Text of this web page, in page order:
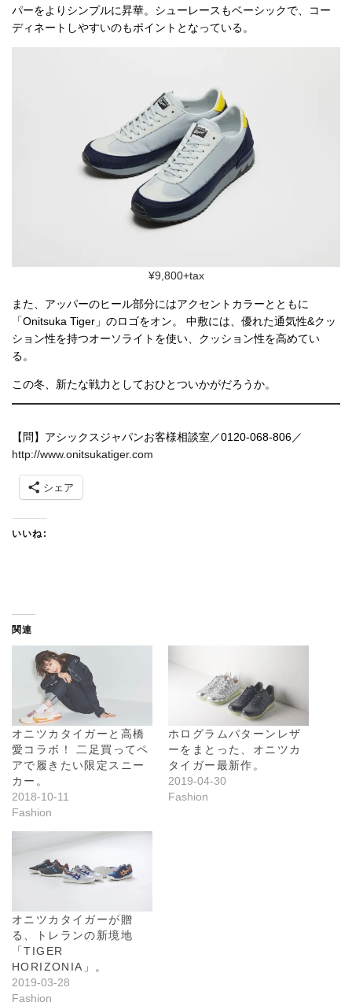
パーをよりシンプルに昇華。シューレースもベーシックで、コー
ディネートしやすいのもポイントとなっている。
¥9,800+tax
また、アッパーのヒール部分にはアクセントカラーとともに
「Onitsuka Tiger」のロゴをオン。 中敷には、優れた通気性&クッ
ション性を持つオーソライトを使い、クッション性を高めてい
る。
この冬、新たな戦力としておひとついかがだろうか。
【問】アシックスジャパンお客様相談室／0120-068-806／
http://www.onitsukatiger.com
シェア
いいね:
関連
オニツカタイガーと高橋
愛コラボ！ 二足買ってペ
アで履きたい限定スニー
カー。
2018-10-11
Fashion
ホログラムパターンレザ
ーをまとった、オニツカ
タイガー最新作。
2019-04-30
Fashion
オニツカタイガーが贈
る、トレランの新境地
「TIGER
HORIZONIA」。
2019-03-28
Fashion